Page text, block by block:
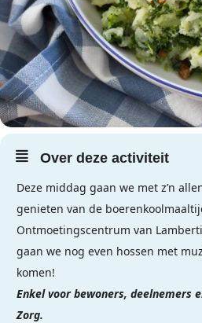
Over deze activiteit
Deze middag gaan we met z’n
genieten van de
Ontmoetingscentrum van
gaan we nog even hossen met
komen!
Enkel voor bewoners, deelnemers
Zorg.